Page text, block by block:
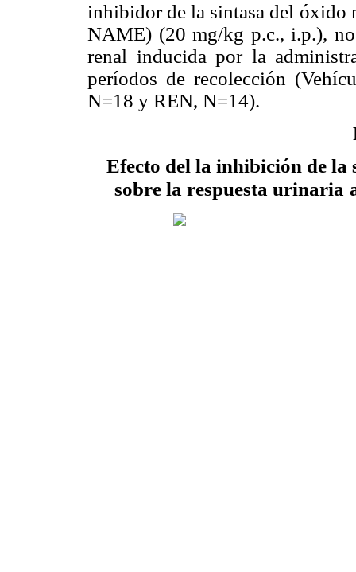
inhibidor de la sintasa del óxido
NAME) (20 mg/kg p.c., i.p.),
renal inducida por la
períodos de recolección
N=18 y REN, N=14).
Efecto del la inhibición de
sobre la respuesta urinaria